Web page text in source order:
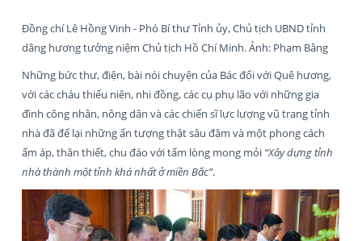
Đồng chí Lê Hồng Vinh - Phó Bí thư Tỉnh ủy, Chủ tịch UBND tỉnh
dâng hương tưởng niệm Chủ tịch Hồ Chí Minh. Ảnh: Phạm Bằng
Những bức thư, điện, bài nói chuyện của Bác đối với Quê hương,
với các cháu thiếu niên, nhi đồng, các cụ phụ lão với những gia
đình công nhân, nông dân và các chiến sĩ lực lượng vũ trang tỉnh
nhà đã để lại những ấn tượng thật sâu đậm và một phong cách
ấm áp, thân thiết, chu đáo với tấm lòng mong mỏi “Xây dựng tỉnh
nhà thành một tỉnh khá nhất ở miền Bắc”.